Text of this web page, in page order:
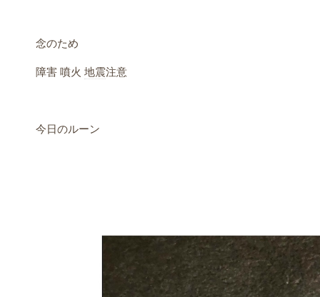
念のため
障害 噴火 地震注意
今日のルーン